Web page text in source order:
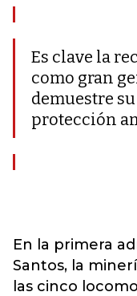
Es clave la
como gran
demuestre
protección
En la primera
Santos, la
las cinco